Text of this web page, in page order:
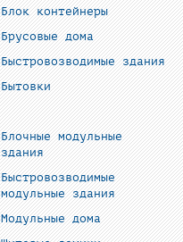
Блок контейнеры
Брусовые дома
Быстровозводимые здания
Бытовки
Блочные модульные
здания
Быстровозводимые
модульные здания
Модульные дома